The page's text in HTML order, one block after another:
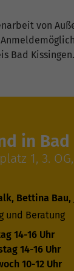
von
Bad Kissingen.
in
1, 3.
Bettina Bau,
und Beratung
14-16 Uhr
14-16 Uhr
10-12 Uhr